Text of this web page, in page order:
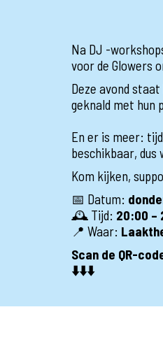
Na DJ -
voor de Glowers
Deze avond
geknald met hun
En er is meer:
beschikbaar, dus
Kom kijken,
📅 Datum:
🕰️ Tijd: 20:00 –
📍 Waar:
Scan de QR-
⬇️⬇️⬇️